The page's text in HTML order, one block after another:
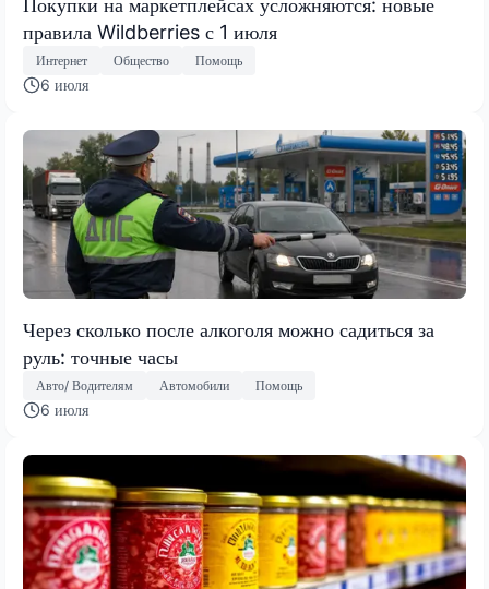
Покупки на маркетплейсах усложняются: новые
правила Wildberries с 1 июля
Интернет Общество Помощь
6 июля
Через сколько после алкоголя можно садиться за
руль: точные часы
Авто/ Водителям Автомобили Помощь
6 июля